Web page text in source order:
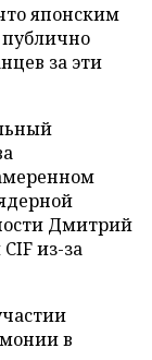
японским
за эти
Дмитрий
из-за
в